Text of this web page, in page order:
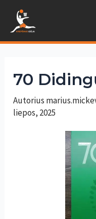
turinio
70
Autorius
liepos, 2025